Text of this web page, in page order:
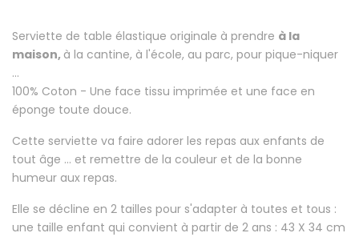
Serviette de table élastique originale à prendre à la
maison, à la cantine, à l'école, au parc, pour pique-niquer
...
100% Coton - Une face tissu imprimée et une face en
éponge toute douce.
Cette serviette va faire adorer les repas aux enfants de
tout âge ... et remettre de la couleur et de la bonne
humeur aux repas.
Elle se décline en 2 tailles pour s'adapter à toutes et tous :
une taille enfant qui convient à partir de 2 ans : 43 X 34 cm